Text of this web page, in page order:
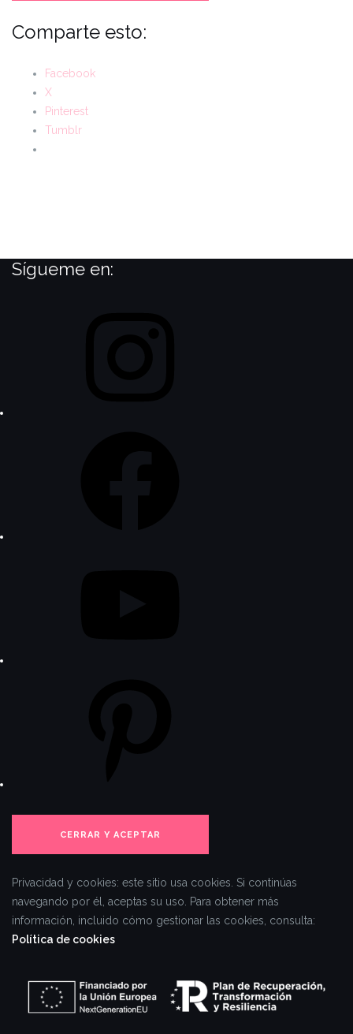
Comparte esto:
Facebook
X
Pinterest
Tumblr
Sígueme en:
Privacidad y cookies: este sitio usa cookies. Si continúas
navegando por él, aceptas su uso.
Para obtener más
información, incluido cómo gestionar las cookies, consulta:
Política de cookies